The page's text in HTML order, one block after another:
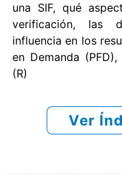
una SIF, qué
verificación, las
influencia en los
en Demanda
(R)
Ver